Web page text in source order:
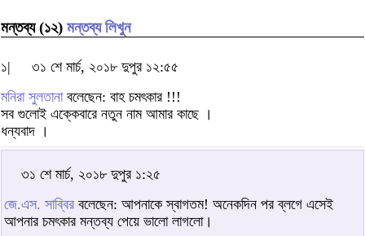
মন্তব্য (১২) মন্তব্য লিখুন
১|
৩১ শে মার্চ, ২০১৮ দুপুর ১২:৫৫
মনিরা সুলতানাবলেছেন: বাহ চমৎকার !!!
সব গুলোই এক্কেবারে নতুন নাম আমার কাছে ।
ধন্যবাদ ।
৩১ শে মার্চ, ২০১৮ দুপুর ১:২৫
জে.এস. সাব্বির বলেছেন: আপনাকে স্বাগতম! অনেকদিন পর ব্লগে এসেই
আপনার চমৎকার মন্তব্য পেয়ে ভালো লাগলো।